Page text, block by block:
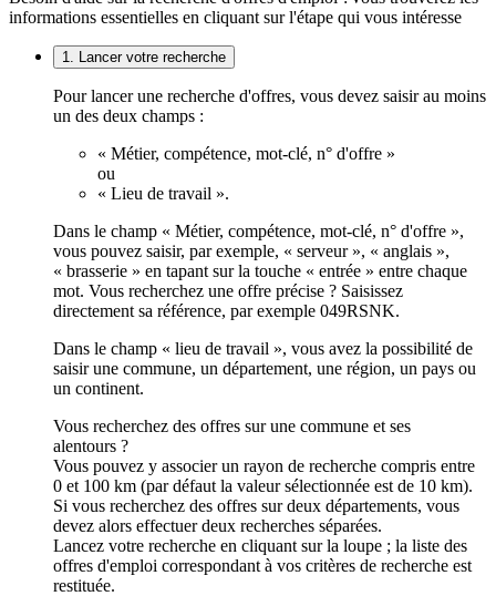
informations essentielles en cliquant sur l'étape qui vous intéresse
1. Lancer votre recherche
Pour lancer une recherche d'offres, vous devez saisir au moins
un des deux champs :
« Métier, compétence, mot-clé, n° d'offre »
ou
« Lieu de travail ».
Dans le champ « Métier, compétence, mot-clé, n° d'offre »,
vous pouvez saisir, par exemple, « serveur », « anglais »,
« brasserie » en tapant sur la touche « entrée » entre chaque
mot. Vous recherchez une offre précise ? Saisissez
directement sa référence, par exemple 049RSNK.
Dans le champ « lieu de travail », vous avez la possibilité de
saisir une commune, un département, une région, un pays ou
un continent.
Vous recherchez des offres sur une commune et ses
alentours ?
Vous pouvez y associer un rayon de recherche compris entre
0 et 100 km (par défaut la valeur sélectionnée est de 10 km).
Si vous recherchez des offres sur deux départements, vous
devez alors effectuer deux recherches séparées.
Lancez votre recherche en cliquant sur la loupe ; la liste des
offres d'emploi correspondant à vos critères de recherche est
restituée.